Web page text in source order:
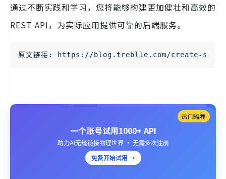
通过不断实践和学习，您将能够构建更加健壮和高效的
REST API，为实际应用提供可靠的后端服务。
原文链接: https://blog.treblle.com/create-
热门推荐
一个账号试用1000+ API
助力AI无缝链接物理世界 · 无需多次注册
免费开始试用 →